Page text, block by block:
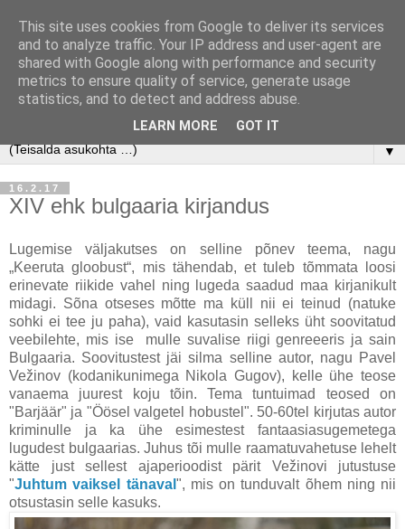
▼
16.2.17
XIV ehk bulgaaria kirjandus
Lugemise väljakutses on selline põnev teema, nagu
„Keeruta gloobust“, mis tähendab, et tuleb tõmmata loosi
erinevate riikide vahel ning lugeda saadud maa kirjanikult
midagi. Sõna otseses mõtte ma küll nii ei teinud (natuke
sohki ei tee ju paha), vaid kasutasin selleks üht soovitatud
veebilehte, mis ise mulle suvalise riigi genreeeris ja sain
Bulgaaria. Soovitustest jäi silma selline autor, nagu Pavel
Vežinov (kodanikunimega Nikola Gugov), kelle ühe teose
vanaema juurest koju tõin. Tema tuntuimad teosed on
"Barjäär" ja "Öösel valgetel hobustel". 50-60tel kirjutas autor
kriminulle ja ka ühe esimestest fantaasiasugemetega
lugudest bulgaarias. Juhus tõi mulle raamatuvahetuse lehelt
kätte just sellest ajaperioodist pärit Vežinovi jutustuse
"Juhtum vaiksel tänaval ", mis on tunduvalt õhem ning nii
otsustasin selle kasuks.
This site uses cookies from Google to deliver its services
and to analyze traffic. Your IP address and user-agent are
shared with Google along with performance and security
metrics to ensure quality of service, generate usage
statistics, and to detect and address abuse.
LEARN MORE GOT IT